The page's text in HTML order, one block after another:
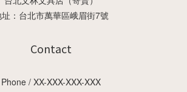
：台北市萬華區峨眉街7號
Contact
Phone / XX-XXX-XXX-XXX